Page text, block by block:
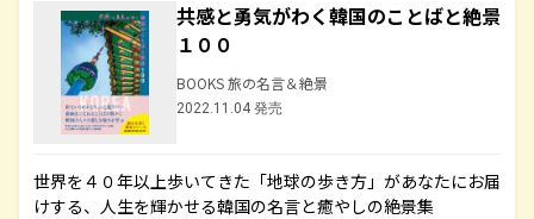
共感と勇気がわく韓国のことばと絶景
１００
BOOKS 旅の名言＆絶景
2022.11.04 発売
世界を４０年以上歩いてきた「地球の歩き方」があなたにお届
けする、人生を輝かせる韓国の名言と癒やしの絶景集